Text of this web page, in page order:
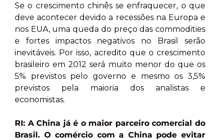
Se o crescimento chinês se enfraquecer, o que
deve acontecer devido a recessões na Europa e
nos EUA, uma queda do preço das commodities
e fortes impactos negativos no Brasil serão
inevitáveis. Por isso, acredito que o crescimento
brasileiro em 2012 será muito menor do que os
5% previstos pelo governo e mesmo os 3,5%
previstos pela maioria dos analistas e
economistas.
RI: A China já é o maior parceiro comercial do
Brasil. O comércio com a China pode evitar